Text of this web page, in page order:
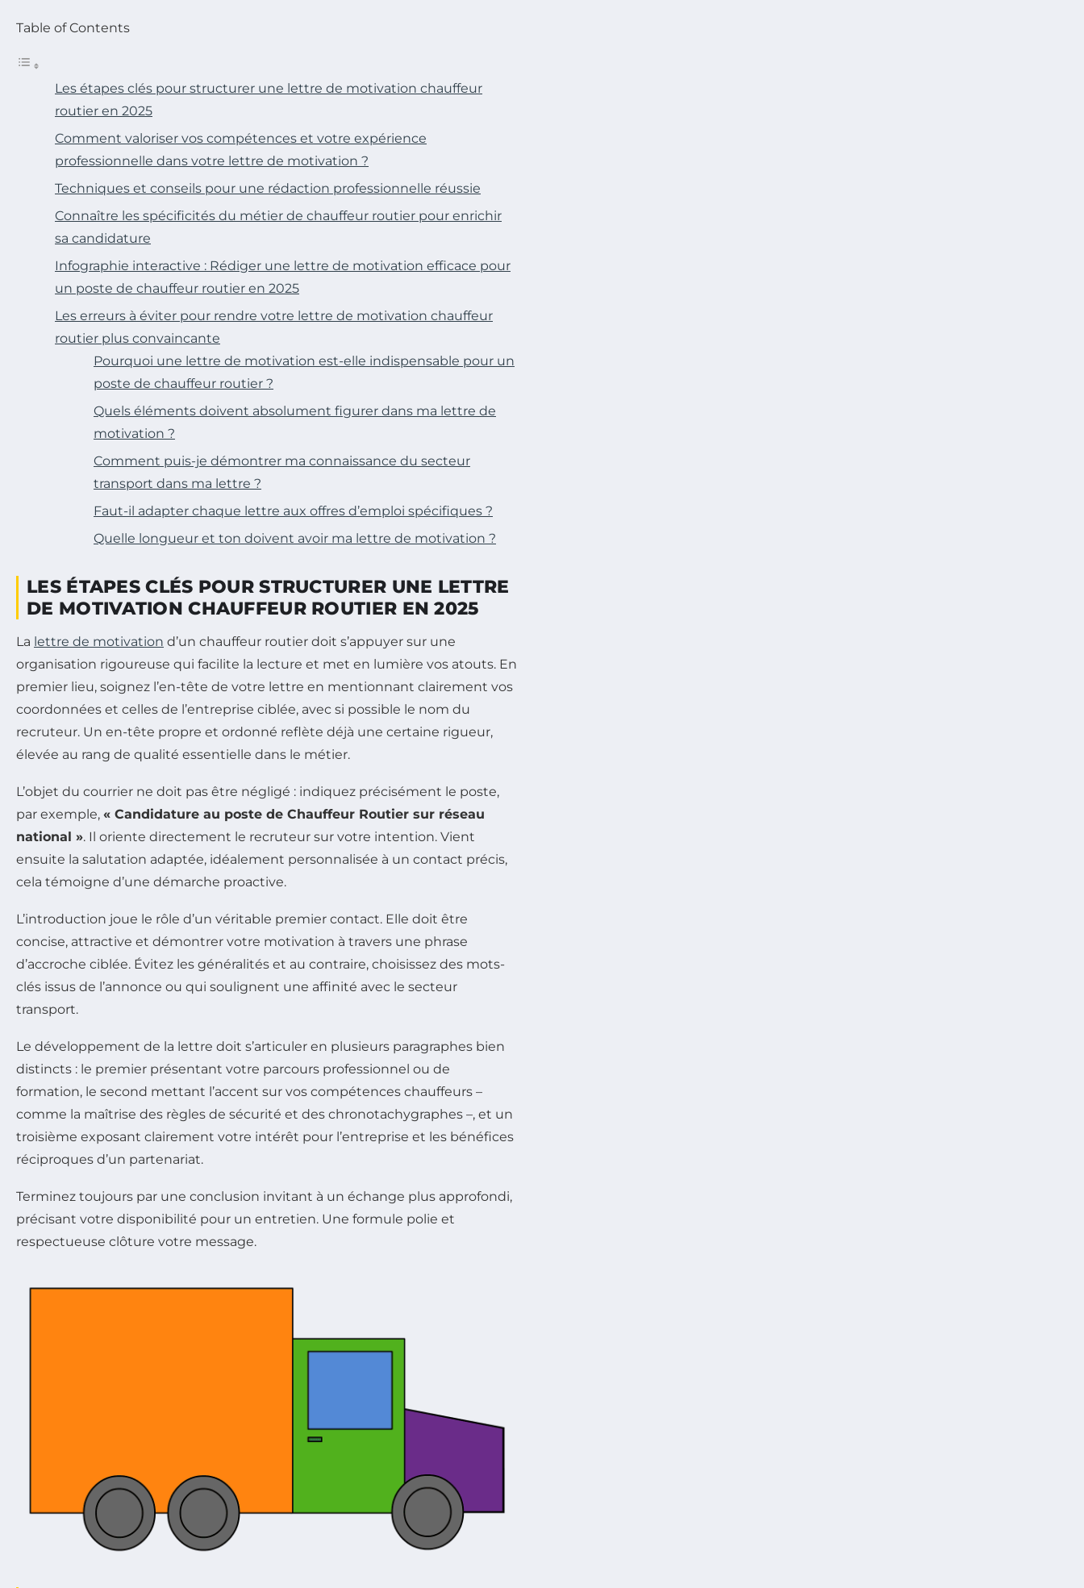
Table of Contents
Les étapes clés pour structurer une lettre de motivation chauffeur
routier en 2025
Comment valoriser vos compétences et votre expérience
professionnelle dans votre lettre de motivation ?
Techniques et conseils pour une rédaction professionnelle réussie
Connaître les spécificités du métier de chauffeur routier pour enrichir
sa candidature
Infographie interactive : Rédiger une lettre de motivation efficace pour
un poste de chauffeur routier en 2025
Les erreurs à éviter pour rendre votre lettre de motivation chauffeur
routier plus convaincante
Pourquoi une lettre de motivation est-elle indispensable pour un
poste de chauffeur routier ?
Quels éléments doivent absolument figurer dans ma lettre de
motivation ?
Comment puis-je démontrer ma connaissance du secteur
transport dans ma lettre ?
Faut-il adapter chaque lettre aux offres d’emploi spécifiques ?
Quelle longueur et ton doivent avoir ma lettre de motivation ?
LES ÉTAPES CLÉS POUR STRUCTURER UNE LETTRE
DE MOTIVATION CHAUFFEUR ROUTIER EN 2025
La lettre de motivation d’un chauffeur routier doit s’appuyer sur une
organisation rigoureuse qui facilite la lecture et met en lumière vos atouts. En
premier lieu, soignez l’en-tête de votre lettre en mentionnant clairement vos
coordonnées et celles de l’entreprise ciblée, avec si possible le nom du
recruteur. Un en-tête propre et ordonné reflète déjà une certaine rigueur,
élevée au rang de qualité essentielle dans le métier.
L’objet du courrier ne doit pas être négligé : indiquez précisément le poste,
par exemple, « Candidature au poste de Chauffeur Routier sur réseau
national ». Il oriente directement le recruteur sur votre intention. Vient
ensuite la salutation adaptée, idéalement personnalisée à un contact précis,
cela témoigne d’une démarche proactive.
L’introduction joue le rôle d’un véritable premier contact. Elle doit être
concise, attractive et démontrer votre motivation à travers une phrase
d’accroche ciblée. Évitez les généralités et au contraire, choisissez des mots-
clés issus de l’annonce ou qui soulignent une affinité avec le secteur
transport.
Le développement de la lettre doit s’articuler en plusieurs paragraphes bien
distincts : le premier présentant votre parcours professionnel ou de
formation, le second mettant l’accent sur vos compétences chauffeurs –
comme la maîtrise des règles de sécurité et des chronotachygraphes –, et un
troisième exposant clairement votre intérêt pour l’entreprise et les bénéfices
réciproques d’un partenariat.
Terminez toujours par une conclusion invitant à un échange plus approfondi,
précisant votre disponibilité pour un entretien. Une formule polie et
respectueuse clôture votre message.